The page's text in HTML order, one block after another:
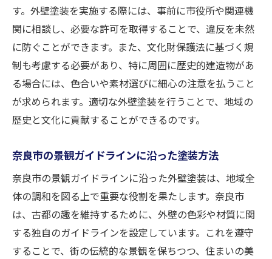
す。外壁塗装を実施する際には、事前に市役所や関連機
関に相談し、必要な許可を取得することで、違反を未然
に防ぐことができます。また、文化財保護法に基づく規
制も考慮する必要があり、特に周囲に歴史的建造物があ
る場合には、色合いや素材選びに細心の注意を払うこと
が求められます。適切な外壁塗装を行うことで、地域の
歴史と文化に貢献することができるのです。
奈良市の景観ガイドラインに沿った塗装方法
奈良市の景観ガイドラインに沿った外壁塗装は、地域全
体の調和を図る上で重要な役割を果たします。奈良市
は、古都の趣を維持するために、外壁の色彩や材質に関
する独自のガイドラインを設定しています。これを遵守
することで、街の伝統的な景観を保ちつつ、住まいの美